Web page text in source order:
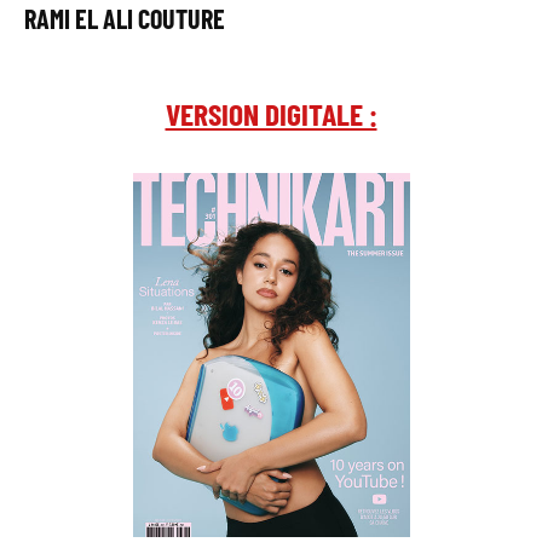
RAMI EL ALI COUTURE
VERSION DIGITALE :